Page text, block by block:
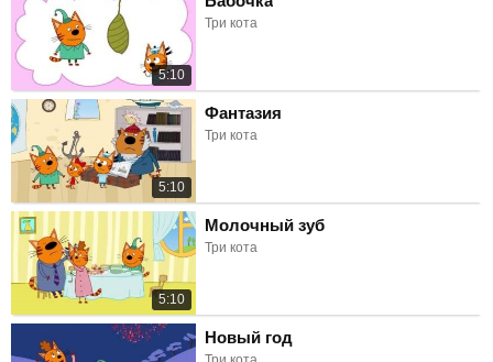
5:10
Три кота
5:10
Фантазия
Три кота
5:10
Молочный зуб
Три кота
Новый год